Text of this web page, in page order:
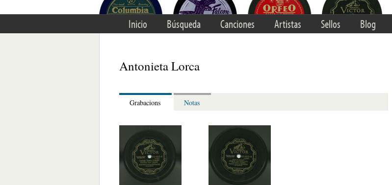
Inicio Búsqueda Canciones Artistas Sellos Blog
Antonieta Lorca
Grabacions Notas